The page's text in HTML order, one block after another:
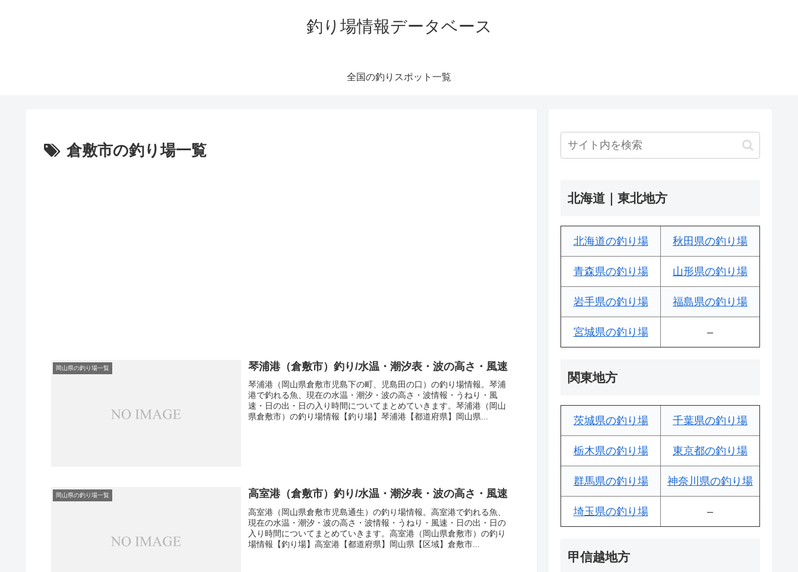
釣り場情報データベース
全国の釣りスポット一覧
倉敷市の釣り場一覧
岡山県の釣り場一覧 琴浦港（倉敷市）釣り/水温・潮汐表・波の高さ・風速
琴浦港（岡山県倉敷市児島下の町、児島田の口）の釣り場情報。琴浦
港で釣れる魚、現在の水温・潮汐・波の高さ・波情報・うねり・風
速・日の出・日の入り時間についてまとめていきます。琴浦港（岡山
県倉敷市）の釣り場情報【釣り場】琴浦港【都道府県】岡山県...
岡山県の釣り場一覧 高室港（倉敷市）釣り/水温・潮汐表・波の高さ・風速
高室港（岡山県倉敷市児島通生）の釣り場情報。高室港で釣れる魚、
現在の水温・潮汐・波の高さ・波情報・うねり・風速・日の出・日の
入り時間についてまとめていきます。高室港（岡山県倉敷市）の釣り
場情報【釣り場】高室港【都道府県】岡山県【区域】倉敷市...
北海道｜東北地方
北海道の釣り場 秋田県の釣り場
青森県の釣り場 山形県の釣り場
岩手県の釣り場 福島県の釣り場
宮城県の釣り場 –
関東地方
茨城県の釣り場 千葉県の釣り場
栃木県の釣り場 東京都の釣り場
群馬県の釣り場 神奈川県の釣り場
埼玉県の釣り場 –
甲信越地方